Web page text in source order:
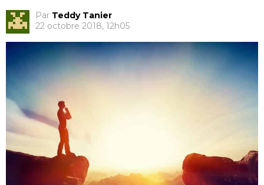
Par Teddy Tanier
22 octobre 2018, 12h05